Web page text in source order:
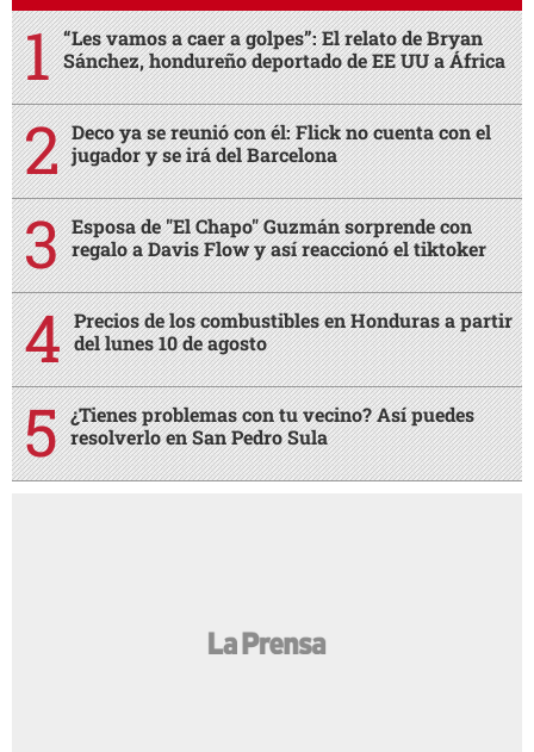
“Les vamos a caer a golpes”: El relato de Bryan
Sánchez, hondureño deportado de EE UU a África
Deco ya se reunió con él: Flick no cuenta con el
jugador y se irá del Barcelona
Esposa de "El Chapo" Guzmán sorprende con
regalo a Davis Flow y así reaccionó el tiktoker
Precios de los combustibles en Honduras a partir
del lunes 10 de agosto
¿Tienes problemas con tu vecino? Así puedes
resolverlo en San Pedro Sula